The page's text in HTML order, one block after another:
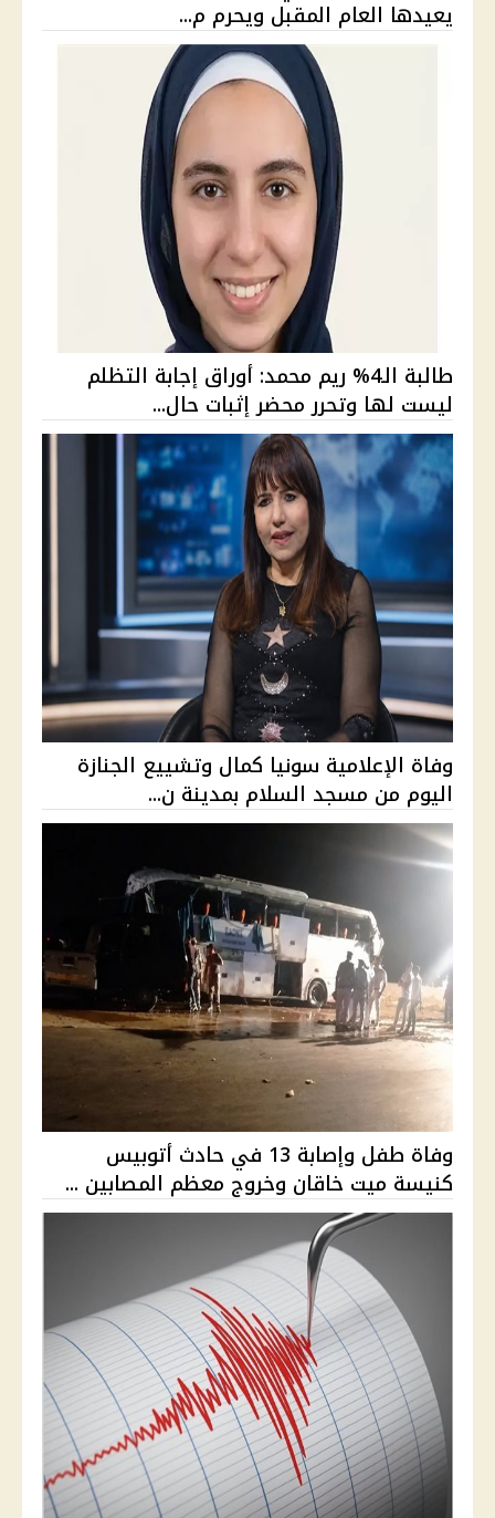
يعيدها العام المقبل ويحرم م...
طالبة الـ4% ريم محمد: أوراق إجابة التظلم
ليست لها وتحرر محضر إثبات حال...
وفاة الإعلامية سونيا كمال وتشييع الجنازة
اليوم من مسجد السلام بمدينة ن...
وفاة طفل وإصابة 13 في حادث أتوبيس
كنيسة ميت خاقان وخروج معظم المصابين ...